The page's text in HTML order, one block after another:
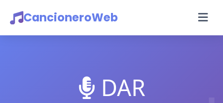
CancioneroWeb
DAR